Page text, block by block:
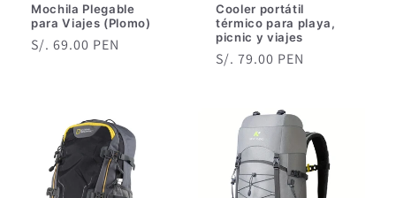
Mochila Plegable
para Viajes (Plomo)
Precio
S/. 69.00 PEN
Cooler portátil
térmico para playa,
picnic y viajes
Precio
S/. 79.00 PEN